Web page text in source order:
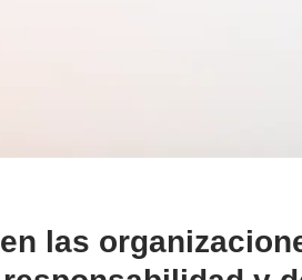
las